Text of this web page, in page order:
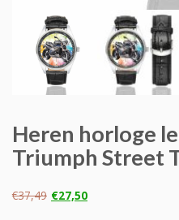
Heren horloge
Triumph Street
€37,49 Oorspronkelijke
€27,50Huidige